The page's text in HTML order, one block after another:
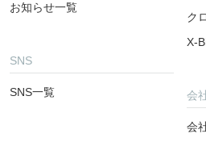
お知らせ一覧
SNS
SNS一覧
ク
X-
会
会